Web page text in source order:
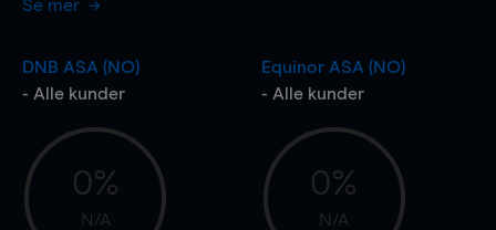
Se mer
DNB ASA (NO)
- Alle kunder
0%
N/A
Equinor ASA (NO)
- Alle kunder
0%
N/A